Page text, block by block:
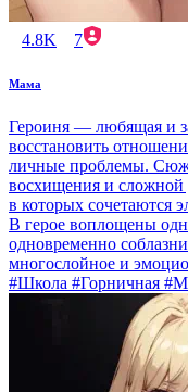
4.8K 7
Мама
Героиня — любящая и
восстановить
личные проблемы.
восхищения и
в которых сочетаются
В герое воплощены
одновременно
многослойное и
#Школа #Горничная